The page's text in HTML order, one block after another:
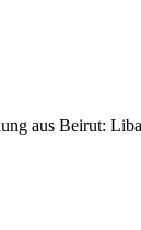
aus Beirut: